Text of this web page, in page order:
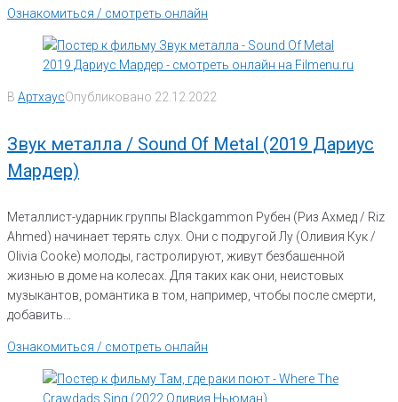
Ознакомиться / смотреть онлайн
В АртхаусОпубликовано 22.12.2022
Звук металла / Sound Of Metal (2019 Дариус
Мардер)
Металлист-ударник группы Blackgammon Рубен (Риз Ахмед / Riz
Ahmed) начинает терять слух. Они с подругой Лу (Оливия Кук /
Olivia Cooke) молоды, гастролируют, живут безбашенной
жизнью в доме на колесах. Для таких как они, неистовых
музыкантов, романтика в том, например, чтобы после смерти,
добавить...
Ознакомиться / смотреть онлайн